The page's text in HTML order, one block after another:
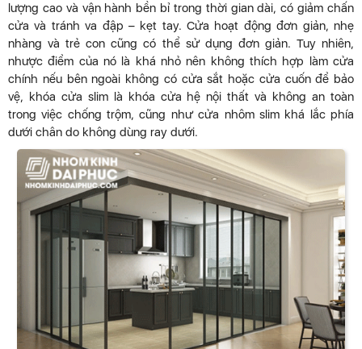
lượng cao và vận hành bền bỉ trong thời gian dài, có giảm chấn
cửa và tránh va đập – kẹt tay. Cửa hoạt động đơn giản, nhẹ
nhàng và trẻ con cũng có thể sử dụng đơn giản. Tuy nhiên,
nhược điểm của nó là khá nhỏ nên không thích hợp làm cửa
chính nếu bên ngoài không có cửa sắt hoặc cửa cuốn để bảo
vệ, khóa cửa slim là khóa cửa hệ nội thất và không an toàn
trong việc chống trộm, cũng như cửa nhôm slim khá lắc phía
dưới chân do không dùng ray dưới.